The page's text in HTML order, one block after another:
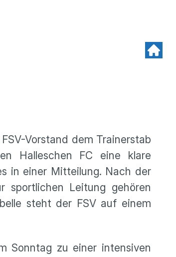
Vorstand dem Trainerstab
Halleschen FC eine klare
in einer Mitteilung. Nach der
Leitung gehören
steht der FSV auf einem
Sonntag zu einer intensiven